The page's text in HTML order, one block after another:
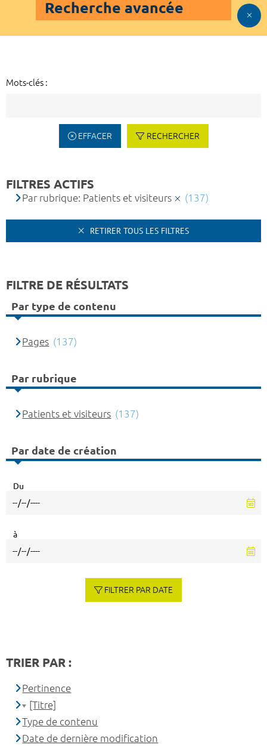
Recherche avancée
Mots-clés :
EFFACER RECHERCHER
FILTRES ACTIFS
Par rubrique: Patients et visiteurs (137)
RETIRER TOUS LES FILTRES
FILTRE DE RÉSULTATS
Par type de contenu
Pages (137)
Par rubrique
Patients et visiteurs (137)
Par date de création
Du
à
FILTRER PAR DATE
TRIER PAR :
Pertinence
[Titre]
Type de contenu
Date de dernière modification